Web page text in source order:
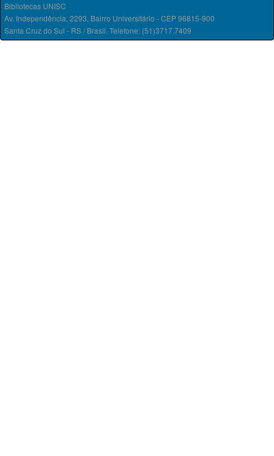
Bibliotecas UNISC
Av. Independência, 2293, Bairro Universitário - CEP 96815-900
Santa Cruz do Sul - RS / Brasil. Telefone: (51)3717.7409